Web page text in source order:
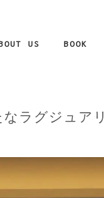
US BOOK
ラグジュアリ